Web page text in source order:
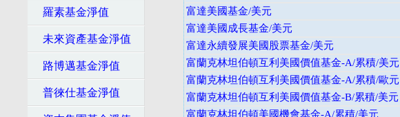
羅素基金淨值
未來資產基金淨值
路博邁基金淨值
普徠仕基金淨值
富達美國基金/美元
富達美國成長基金/美元
富達永續發展美國股票基金/美元
富蘭克林坦伯頓互利美國價值基金-A/累積/美元
富蘭克林坦伯頓互利美國價值基金-A/累積/歐元
富蘭克林坦伯頓互利美國價值基金-B/累積/美元
富蘭克林坦伯頓美國機會基金-A/累積/美元